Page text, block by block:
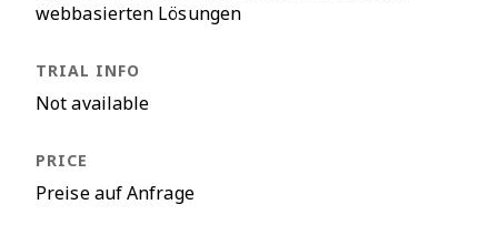
webbasierten Lösungen
Not available
Preise auf Anfrage